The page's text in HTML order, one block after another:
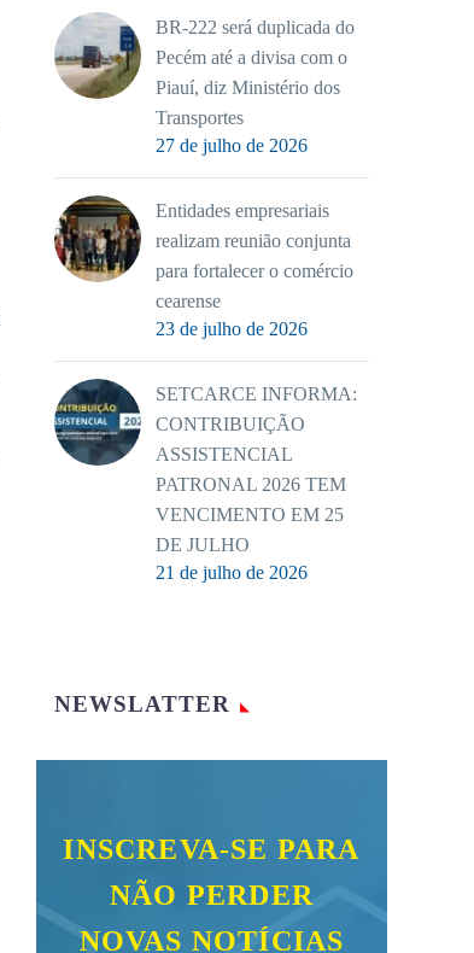
BR-222 será duplicada do
Pecém até a divisa com o
Piauí, diz Ministério dos
Transportes
27 de julho de 2026
Entidades empresariais
realizam reunião conjunta
para fortalecer o comércio
cearense
23 de julho de 2026
SETCARCE INFORMA:
CONTRIBUIÇÃO
ASSISTENCIAL
PATRONAL 2026 TEM
VENCIMENTO EM 25
DE JULHO
21 de julho de 2026
NEWSLATTER
INSCREVA-SE PARA
NÃO PERDER
NOVAS NOTÍCIAS